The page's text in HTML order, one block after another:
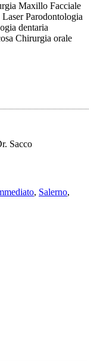
Maxillo Facciale
Parodontologia
dentaria
Chirurgia orale
Sacco
, Salerno,